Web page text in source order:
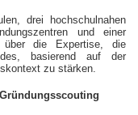
drei hochschulnahen
und einer
über die Expertise, die
basierend auf der
zu stärken.